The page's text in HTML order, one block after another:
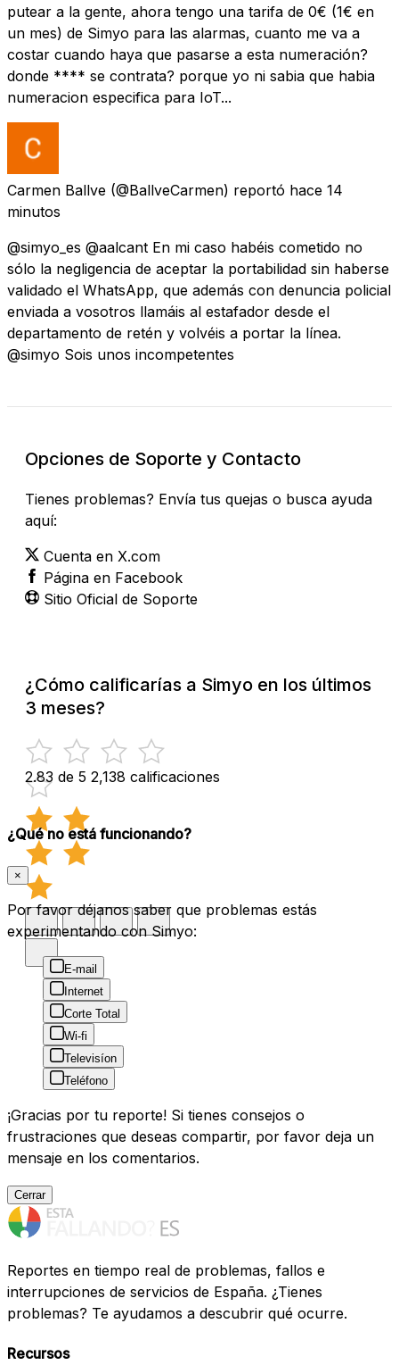
putear a la gente, ahora tengo una tarifa de 0€ (1€ en
un mes) de Simyo para las alarmas, cuanto me va a
costar cuando haya que pasarse a esta numeración?
donde **** se contrata? porque yo ni sabia que habia
numeracion especifica para IoT...
Carmen Ballve (@BallveCarmen) reportó hace 14
minutos
@simyo_es @aalcant En mi caso habéis cometido no
sólo la negligencia de aceptar la portabilidad sin haberse
validado el WhatsApp, que además con denuncia policial
enviada a vosotros llamáis al estafador desde el
departamento de retén y volvéis a portar la línea.
@simyo Sois unos incompetentes
Opciones de Soporte y Contacto
Tienes problemas? Envía tus quejas o busca ayuda
aquí:
Cuenta en X.com
Página en Facebook
Sitio Oficial de Soporte
¿Cómo calificarías a Simyo en los últimos
3 meses?
2.83 de 5 2,138 calificaciones
¿Qué no está funcionando?
×
Por favor déjanos saber que problemas estás
experimentando con Simyo:
E-mail
Internet
Corte Total
Wi-fi
Televisíon
Teléfono
¡Gracias por tu reporte! Si tienes consejos o
frustraciones que deseas compartir, por favor deja un
mensaje en los comentarios.
Cerrar
Reportes en tiempo real de problemas, fallos e
interrupciones de servicios de España. ¿Tienes
problemas? Te ayudamos a descubrir qué ocurre.
Recursos